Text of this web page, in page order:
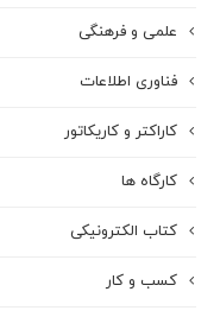
علمی و فرهنگی
فناوری اطلاعات
کاراکتر و کاریکاتور
کارگاه ها
کتاب الکترونیکی
کسب و کار